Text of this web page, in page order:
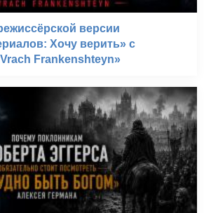
(2008)
версии
Хочу верить» с
Frankenshteyn»